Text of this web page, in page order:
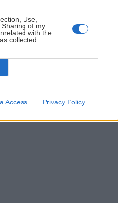
Use,
of my
with the
collected.
Access Privacy Policy
návrate zimy do